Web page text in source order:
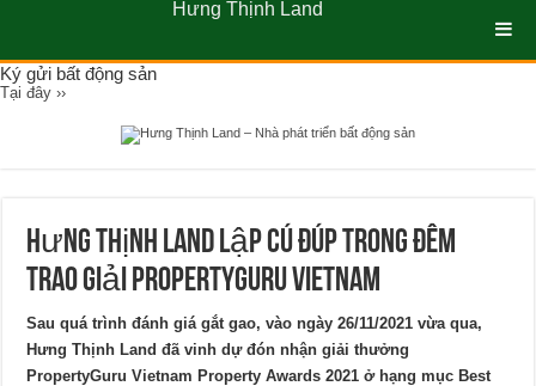
Ký gửi bất động sản
Tại đây ››
Hưng Thịnh Land lập cú đúp trong đêm
trao giải PROPERTYGURU VIETNAM
Sau quá trình đánh giá gắt gao, vào ngày 26/11/2021 vừa qua,
Hưng Thịnh Land đã vinh dự đón nhận giải thưởng
PropertyGuru Vietnam Property Awards 2021 ở hạng mục Best
Hưng Thịnh Land